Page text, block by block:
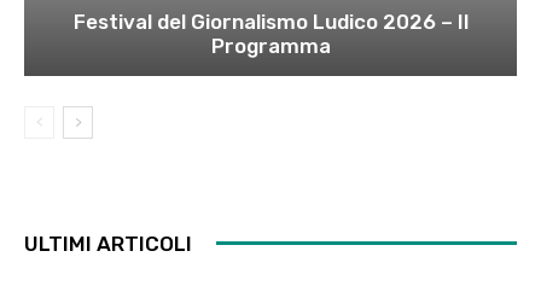
Festival del Giornalismo Ludico 2026 – Il
Programma
ULTIMI ARTICOLI